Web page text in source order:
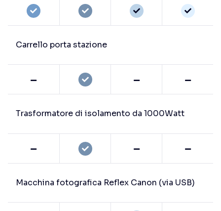
Carrello porta stazione
Trasformatore di isolamento da 1000Watt
Macchina fotografica Reflex Canon (via USB)